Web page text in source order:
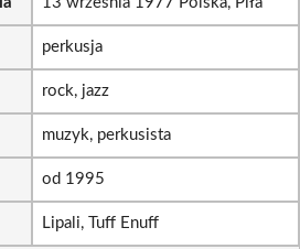
perkusja
rock, jazz
muzyk, perkusista
od 1995
Lipali, Tuff Enuff